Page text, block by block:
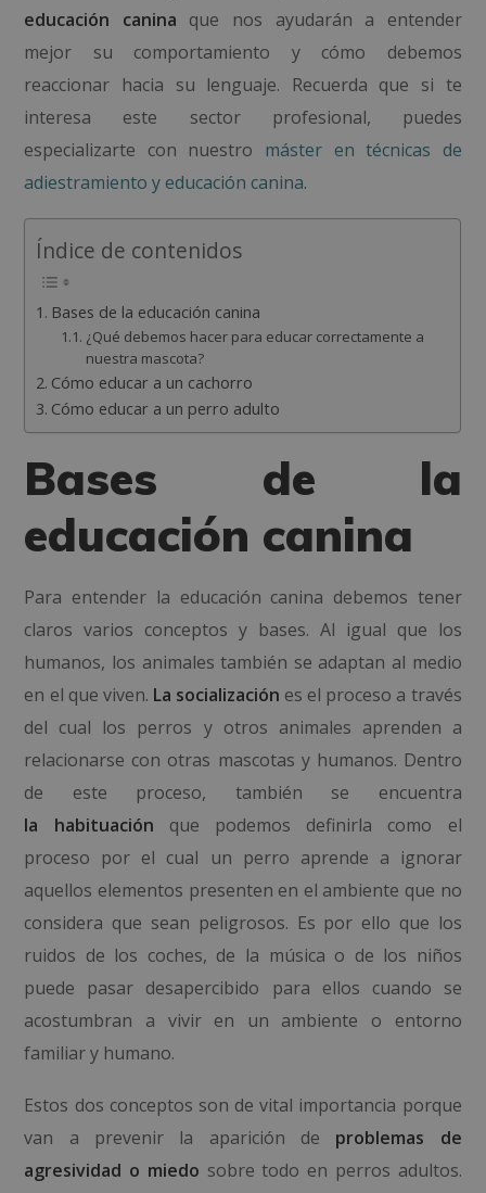
educación canina que nos ayudarán a entender
mejor su comportamiento y cómo debemos
reaccionar hacia su lenguaje. Recuerda que si te
interesa este sector profesional, puedes
especializarte con nuestro máster en técnicas de
adiestramiento y educación canina.
Índice de contenidos
Bases de la educación canina
¿Qué debemos hacer para educar correctamente a
nuestra mascota?
Cómo educar a un cachorro
Cómo educar a un perro adulto
Bases de la
educación canina
Para entender la educación canina debemos tener
claros varios conceptos y bases. Al igual que los
humanos, los animales también se adaptan al medio
en el que viven. La socialización es el proceso a través
del cual los perros y otros animales aprenden a
relacionarse con otras mascotas y humanos. Dentro
de este proceso, también se encuentra
la
habituación que podemos definirla como el
proceso por el cual un perro aprende a ignorar
aquellos elementos presenten en el ambiente que no
considera que sean peligrosos. Es por ello que los
ruidos de los coches, de la música o de los niños
puede pasar desapercibido para ellos cuando se
acostumbran a vivir en un ambiente o entorno
familiar y humano.
Estos dos conceptos son de vital importancia porque
van a prevenir la aparición de
problemas de
agresividad o miedo sobre todo en perros adultos.